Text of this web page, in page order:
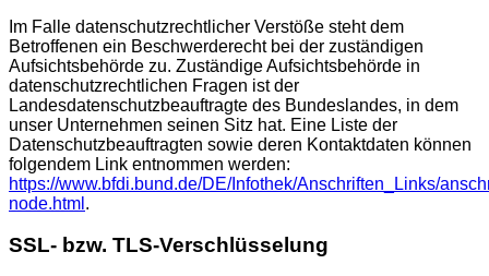
Im Falle datenschutzrechtlicher Verstöße steht dem
Betroffenen ein Beschwerderecht bei der zuständigen
Aufsichtsbehörde zu. Zuständige Aufsichtsbehörde in
datenschutzrechtlichen Fragen ist der
Landesdatenschutzbeauftragte des Bundeslandes, in dem
unser Unternehmen seinen Sitz hat. Eine Liste der
Datenschutzbeauftragten sowie deren Kontaktdaten können
folgendem Link entnommen werden:
https://www.bfdi.bund.de/DE/Infothek/Anschriften_Links/
node.html .
SSL- bzw. TLS-Verschlüsselung